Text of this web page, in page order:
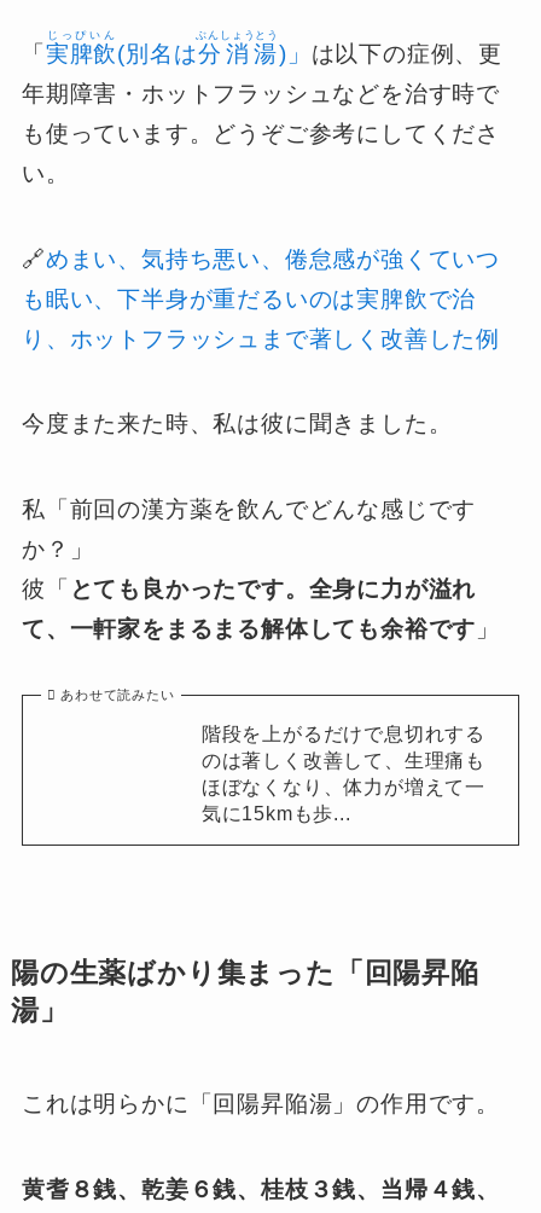
「 実脾飲
じっぴいん
(別名は分消湯
ぶんしょうとう
)」 は以下の症例、更
年期障害・ホットフラッシュなどを治す時で
も使っています。どうぞご参考にしてくださ
い。
🔗めまい、気持ち悪い、倦怠感が強くていつ
も眠い、下半身が重だるいのは実脾飲で治
り、ホットフラッシュまで著しく改善した例
今度また来た時、私は彼に聞きました。
私「前回の漢方薬を飲んでどんな感じです
か？」
彼「 とても良かったです。全身に力が溢れ
て、一軒家をまるまる解体しても余裕です 」
あわせて読みたい
階段を上がるだけで息切れする
のは著しく改善して、生理痛も
ほぼなくなり、体力が増えて一
気に15kmも歩...
陽の生薬ばかり集まった「回陽昇陥
湯」
これは明らかに「回陽昇陥湯」の作用です。
黄耆８銭、乾姜６銭、桂枝３銭、当帰４銭、